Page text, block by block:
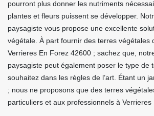
pourront plus donner les nutriments
plantes et fleurs puissent se développer.
paysagiste vous propose une excellente
végétale. À part fournir des terres végétales
Verrieres En Forez 42600 ; sachez que,
paysagiste peut également poser le type de
souhaitez dans les règles de l’art. Étant un
; nous ne proposons que des terres
particuliers et aux professionnels à Verrieres